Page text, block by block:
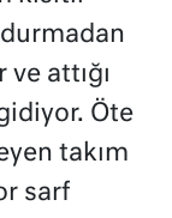
attığı
Öte
takım
sarf